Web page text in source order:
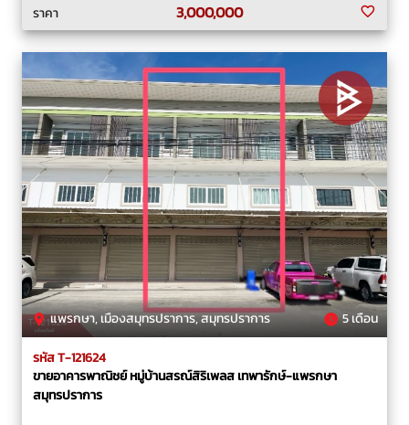
ราคา
3,000,000
แพรกษา, เมืองสมุทรปราการ, สมุทรปราการ 5 เดือน
รหัส T-121624
ขายอาคารพาณิชย์ หมู่บ้านสรณ์สิริเพลส เทพารักษ์-แพรกษา
สมุทรปราการ